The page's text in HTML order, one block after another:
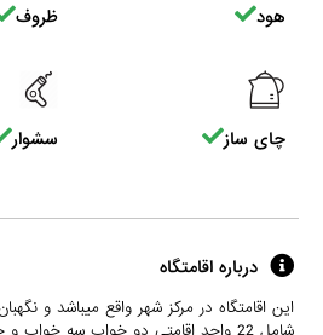
هود ظروف
چای ساز سشوار
درباره اقامتگاه